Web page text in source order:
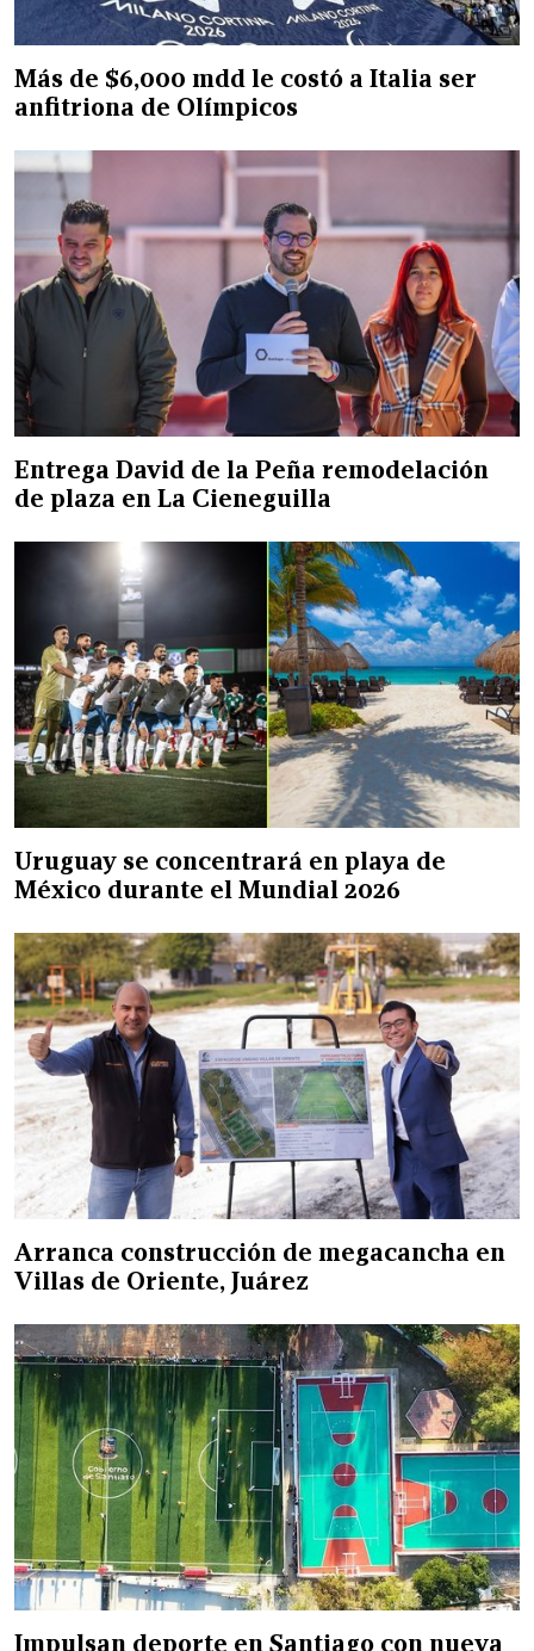
Más de $6,000 mdd le costó a Italia ser
anfitriona de Olímpicos
Entrega David de la Peña remodelación
de plaza en La Cieneguilla
Uruguay se concentrará en playa de
México durante el Mundial 2026
Arranca construcción de megacancha en
Villas de Oriente, Juárez
Impulsan deporte en Santiago con nueva